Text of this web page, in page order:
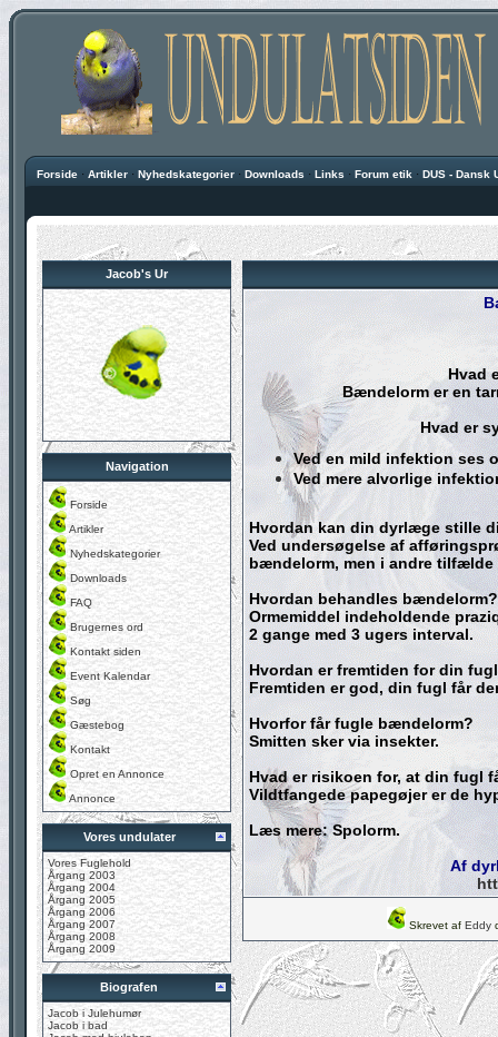
Forside · Artikler · Nyhedskategorier · Downloads · Links · Forum etik · DUS - Dansk
Jacob's Ur
Navigation
Forside
Artikler
Nyhedskategorier
Downloads
FAQ
Brugernes ord
Kontakt siden
Event Kalendar
Søg
Gæstebog
Kontakt
Opret en Annonce
Annonce
Vores undulater
Vores Fuglehold
Årgang 2003
Årgang 2004
Årgang 2005
Årgang 2006
Årgang 2007
Årgang 2008
Årgang 2009
Biografen
Jacob i Julehumør
Jacob i bad
Hvad
Bændelorm er en
Hvad er
Ved en mild infektion ses
Ved mere alvorlige
Hvordan kan din dyrlæge stille
Ved undersøgelse af
bændelorm, men i andre
Hvordan behandles bændelorm?
Ormemiddel indeholdende
2 gange med 3 ugers interval.
Hvordan er fremtiden for din
Fremtiden er god, din fugl får
Hvorfor får fugle bændelorm?
Smitten sker via insekter.
Hvad er risikoen for, at din fugl
Vildtfangede papegøjer er de
Læs mere:Spolorm.
Af
Skrevet af Eddy